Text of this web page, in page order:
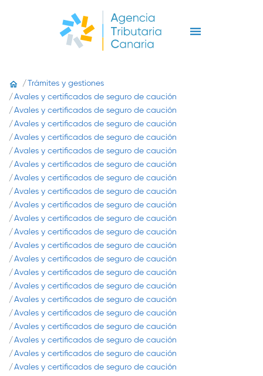
Trámites y gestiones
Avales y certificados de seguro de caución
Avales y certificados de seguro de caución
Avales y certificados de seguro de caución
Avales y certificados de seguro de caución
Avales y certificados de seguro de caución
Avales y certificados de seguro de caución
Avales y certificados de seguro de caución
Avales y certificados de seguro de caución
Avales y certificados de seguro de caución
Avales y certificados de seguro de caución
Avales y certificados de seguro de caución
Avales y certificados de seguro de caución
Avales y certificados de seguro de caución
Avales y certificados de seguro de caución
Avales y certificados de seguro de caución
Avales y certificados de seguro de caución
Avales y certificados de seguro de caución
Avales y certificados de seguro de caución
Avales y certificados de seguro de caución
Avales y certificados de seguro de caución
Avales y certificados de seguro de caución